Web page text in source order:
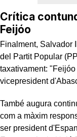
Crítica
Feijóo
Finalment, Salvador
del Partit Popular
taxativament:
vicepresident
També augura
com a màxim
ser president